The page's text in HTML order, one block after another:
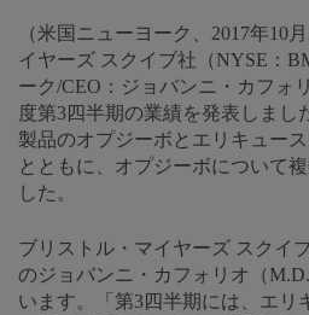
（米国ニューヨーク、2017年10
イヤーズ スクイブ社（NYSE：
ーク/CEO：ジョバンニ・カフォ
度第3四半期の業績を発表しまし
製品のオプジーボとエリキュー
とともに、オプジーボについて
した。
ブリストル・マイヤーズ スクイ
のジョバンニ・カフォリオ（
います。「第3四半期には、エリ